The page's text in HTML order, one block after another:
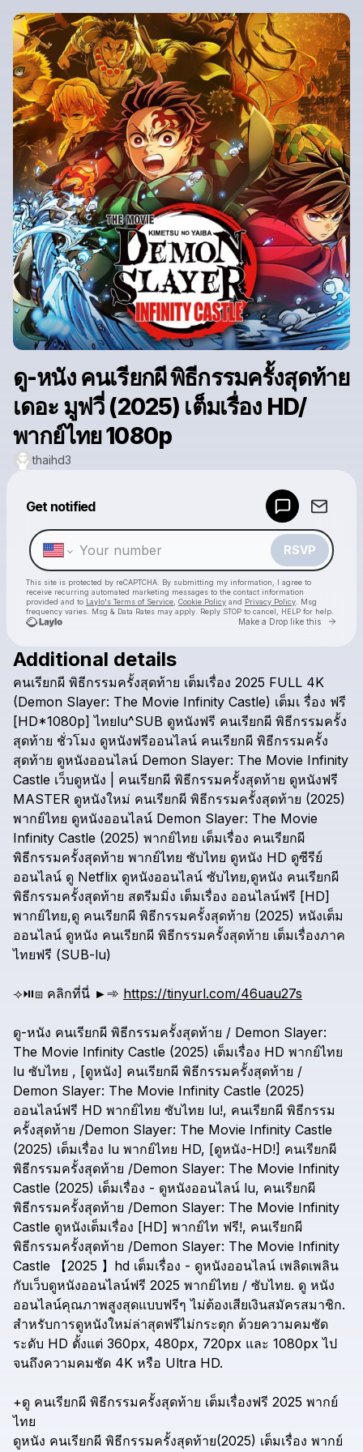
ดู-หนัง คนเรียกผี พิธีกรรมครั้งสุดท้าย
เดอะ มูฟวี่ (2025) เต็มเรื่อง HD/
พากย์ไทย 1080p
thaihd3
Get notified
RSVP
This site is protected by reCAPTCHA. By submitting my information, I agree to
receive recurring automated marketing messages to the contact information
provided and to Laylo's Terms of Service Cookie Policy and Privacy Policy . Msg
frequency varies. Msg & Data Rates may apply. Reply STOP to cancel, HELP for help.
Make a Drop like this Go
thaihd3
Check your texts
Additional details
คนเรียกผี พิธีกรรมครั้งสุดท้าย เต็มเรื่อง 2025 FULL 4K
(Demon Slayer: The Movie Infinity Castle) เต็มเ รื่อง ฟรี
[HD*1080p] ไทยlu^SUB ดูหนังฟรี คนเรียกผี พิธีกรรมครั้ง
สุดท้าย ชั่วโมง ดูหนังฟรีออนไลน์ คนเรียกผี พิธีกรรมครั้ง
สุดท้าย ดูหนังออนไลน์ Demon Slayer: The Movie Infinity
Castle เว็บดูหนัง คนเรียกผี พิธีกรรมครั้งสุดท้าย ดูหนังฟรี
MASTER ดูหนังใหม่ คนเรียกผี พิธีกรรมครั้งสุดท้าย (2025)
พากย์ไทย ดูหนังออนไลน์ Demon Slayer: The Movie
Infinity Castle (2025) พากย์ไทย เต็มเรื่อง คนเรียกผี
พิธีกรรมครั้งสุดท้าย พากย์ไทย ซับไทย ดูหนัง HD ดูซีรีย์
ออนไลน์ ดู Netflix ดูหนังออนไลน์ ซับไทย,ดูหนัง คนเรียกผี
พิธีกรรมครั้งสุดท้าย สตรีมมิ่ง เต็มเรื่อง ออนไลน์ฟรี [HD]
พากย์ไทย,ดู คนเรียกผี พิธีกรรมครั้งสุดท้าย (2025) หนังเต็ม
ออนไลน์ ดูหนัง คนเรียกผี พิธีกรรมครั้งสุดท้าย เต็มเรื่องภาค
ไทยฟรี (SUB-lu)
⟢⏯️⧆ คลิกที่นี่ ►➾ https://tinyurl.com/46uau27s
ดู-หนัง คนเรียกผี พิธีกรรมครั้งสุดท้าย / Demon Slayer:
The Movie Infinity Castle (2025) เต็มเรื่อง HD พากย์ไทย
lu ซับไทย , [ดูหนัง] คนเรียกผี พิธีกรรมครั้งสุดท้าย /
Demon Slayer: The Movie Infinity Castle (2025)
ออนไลน์ฟรี HD พากย์ไทย ซับไทย lu!, คนเรียกผี พิธีกรรม
ครั้งสุดท้าย /Demon Slayer: The Movie Infinity Castle
(2025) เต็มเรื่อง lu พากย์ไทย HD, [ดูหนัง-HD!] คนเรียกผี
พิธีกรรมครั้งสุดท้าย /Demon Slayer: The Movie Infinity
Castle (2025) เต็มเรื่อง - ดูหนังออนไลน์ lu, คนเรียกผี
พิธีกรรมครั้งสุดท้าย /Demon Slayer: The Movie Infinity
Castle ดูหนังเต็มเรื่อง [HD] พากย์ไท ฟรี!, คนเรียกผี
พิธีกรรมครั้งสุดท้าย /Demon Slayer: The Movie Infinity
Castle
【2025 】hd เต็มเรื่อง - ดูหนังออนไลน์ เพลิดเพลิน
กับเว็บดูหนังออนไลน์ฟรี 2025 พากย์ไทย / ซับไทย. ดู หนัง
ออนไลน์คุณภาพสูงสุดแบบฟรีๆ ไม่ต้องเสียเงินสมัครสมาชิก.
สำหรับการดูหนังใหม่ล่าสุดฟรีไม่กระตุก ด้วยความคมชัด
ระดับ HD ตั้งแต่ 360px, 480px, 720px และ 1080px ไป
จนถึงความคมชัด 4K หรือ Ultra HD.
+ดู คนเรียกผี พิธีกรรมครั้งสุดท้าย เต็มเรื่องฟรี 2025 พากย์
ไทย
ดูหนัง คนเรียกผี พิธีกรรมครั้งสุดท้าย(2025) เต็มเรื่อง พากย์